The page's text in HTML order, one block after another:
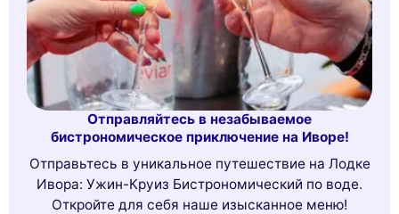
Отправляйтесь в незабываемое
бистрономическое приключение на Иворе!
Отправьтесь в уникальное путешествие на Лодке
Ивора: Ужин-Круиз Бистрономический по воде.
Откройте для себя наше изысканное меню!